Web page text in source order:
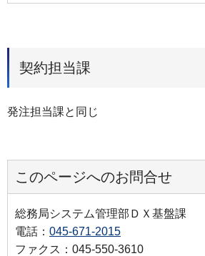
契約担当課
発注担当課と同じ
このページへのお問合せ
総務局システム管理部ＤＸ基盤課
電話： 045-671-2015
ファクス：045-550-3610